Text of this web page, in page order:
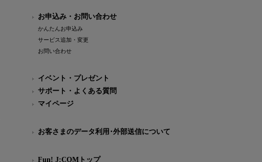
お申込み・お問い合わせ
かんたんお申込み
サービス追加・変更
お問い合わせ
イベント・プレゼント
サポート・よくある質問
マイページ
お客さまのデータ利用･外部送信について
Fun! J:COMトップ